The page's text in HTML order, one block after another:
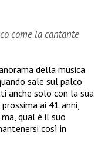
come la cantante
della musica
sale sul palco
anche solo con la sua
ai 41 anni,
qual è il suo
così in